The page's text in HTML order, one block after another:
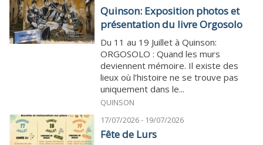
Quinson: Exposition photos et
présentation du livre Orgosolo
Du 11 au 19 Juillet à Quinson:
ORGOSOLO : Quand les murs
deviennent mémoire. Il existe des
lieux où l’histoire ne se trouve pas
uniquement dans le...
QUINSON
17/07/2026 - 19/07/2026
Fête de Lurs